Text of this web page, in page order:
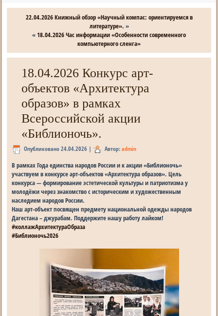
22.04.2026 Книжный обзор «Научный компас: ориентируемся в
литературе». »
«18.04.2026 Час информации «Особенности современного
компьютерного сленга»
18.04.2026 Конкурс арт-
объектов «Архитектура
образов» в рамках
Всероссийской акции
«Библионочь».
Опубликовано 24.04.2026 | Автор: admin
В рамках Года единства народов России и к акции «Библионочь»
участвуем в конкурсе арт-объектов «Архитектура образов». Цель
конкурса — формирование эстетической культуры и патриотизма у
молодёжи через знакомство с историческим и художественным
наследием народов России.
Наш арт-объект посвящен предмету национальной одежды народов
Дагестана – джурабам. Поддержите нашу работу лайком!
#коллажАрхитектураОбраза
#Библионочь2026